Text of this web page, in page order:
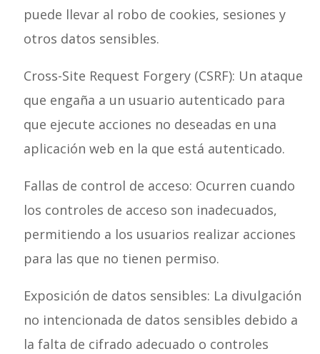
puede llevar al robo de cookies, sesiones y
otros datos sensibles.
Cross-Site Request Forgery (CSRF): Un ataque
que engaña a un usuario autenticado para
que ejecute acciones no deseadas en una
aplicación web en la que está autenticado.
Fallas de control de acceso: Ocurren cuando
los controles de acceso son inadecuados,
permitiendo a los usuarios realizar acciones
para las que no tienen permiso.
Exposición de datos sensibles: La divulgación
no intencionada de datos sensibles debido a
la falta de cifrado adecuado o controles